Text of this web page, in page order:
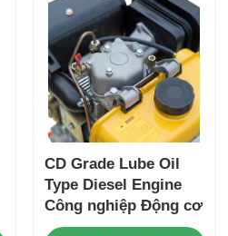
CD Grade Lube Oil
Type Diesel Engine
Công nghiệp Động cơ
bốn nhịp Thiết kế cho